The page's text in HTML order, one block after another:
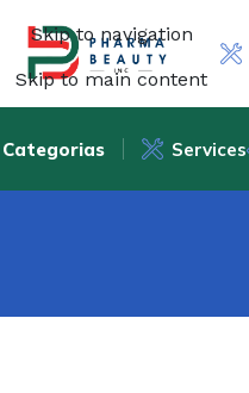
Skip to navigation
Skip to main content
Categorias Services